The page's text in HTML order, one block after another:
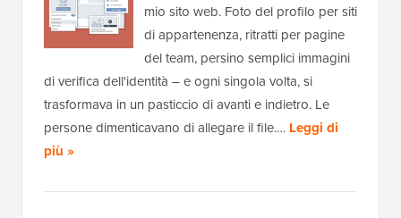
mio sito web. Foto del profilo per siti
di appartenenza, ritratti per pagine
del team, persino semplici immagini
di verifica dell'identità – e ogni singola volta, si
trasformava in un pasticcio di avanti e indietro. Le
persone dimenticavano di allegare il file.… Leggi di
più »